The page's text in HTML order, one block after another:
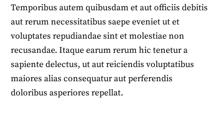
Temporibus autem quibusdam et aut officiis debitis
aut rerum necessitatibus saepe eveniet ut et
voluptates repudiandae sint et molestiae non
recusandae. Itaque earum rerum hic tenetur a
sapiente delectus, ut aut reiciendis voluptatibus
maiores alias consequatur aut perferendis
doloribus asperiores repellat.